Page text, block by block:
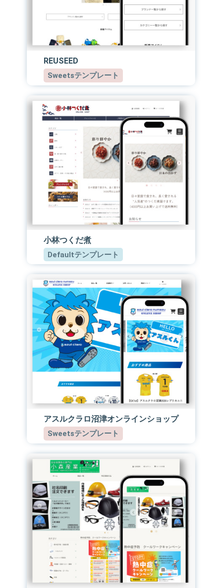
REUSEED
Sweetsテンプレート
小林つくだ煮
Defaultテンプレート
アスルクラロ沼津オンラインショップ
Sweetsテンプレート